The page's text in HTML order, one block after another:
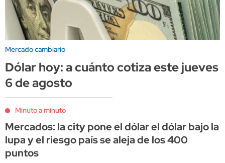
Mercado cambiario
Dólar hoy: a cuánto cotiza este jueves
6 de agosto
Minuto a minuto
Mercados: la city pone el dólar el dólar bajo la
lupa y el riesgo país se aleja de los 400
puntos